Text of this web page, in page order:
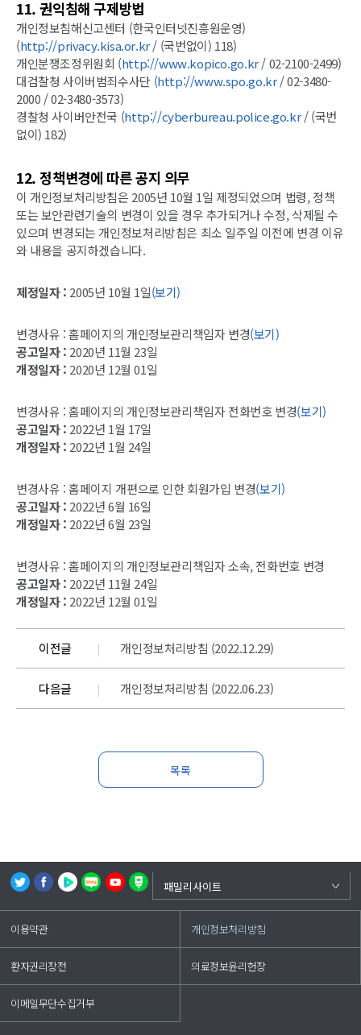
11. 권익침해 구제방법
개인정보침해신고센터 (한국인터넷진흥원운영)
(http://privacy.kisa.or.kr/ (국번없이) 118)
개인분쟁조정위원회 (http://www.kopico.go.kr/ 02-2100-2499)
대검찰청 사이버범죄수사단 (http://www.spo.go.kr/ 02-3480-
2000 / 02-3480-3573)
경찰청 사이버안전국 (http://cyberbureau.police.go.kr/ (국번
없이) 182)
12. 정책변경에 따른 공지 의무
이 개인정보처리방침은 2005년 10월 1일 제정되었으며 법령, 정책
또는 보안관련기술의 변경이 있을 경우 추가되거나 수정, 삭제될 수
있으며 변경되는 개인정보처리방침은 최소 일주일 이전에 변경 이유
와 내용을 공지하겠습니다.
제정일자 : 2005년 10월 1일(보기)
변경사유 : 홈페이지의 개인정보관리책임자 변경(보기)
공고일자 : 2020년 11월 23일
개정일자 : 2020년 12월 01일
변경사유 : 홈페이지의 개인정보관리책임자 전화번호 변경(보기)
공고일자 : 2022년 1월 17일
개정일자 : 2022년 1월 24일
변경사유 : 홈페이지 개편으로 인한 회원가입 변경(보기)
공고일자 : 2022년 6월 16일
개정일자 : 2022년 6월 23일
변경사유 : 홈페이지의 개인정보관리책임자 소속, 전화번호 변경
공고일자 : 2022년 11월 24일
개정일자 : 2022년 12월 01일
이전글 개인정보처리방침 (2022.12.29)
다음글 개인정보처리방침 (2022.06.23)
목록
패밀리사이트
백중앙의료원
부산백병원
상계백병원
이용약관 개인정보처리방침
환자권리장전 의료정보윤리헌장
이메일무단수집거부